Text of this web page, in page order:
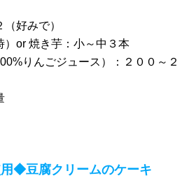
好みで）
）or 焼き芋：小～中３本
りんごジュース）：２００～２
◆豆腐クリームのケーキ